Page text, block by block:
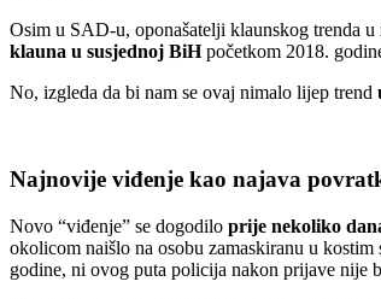
Osim u SAD-u, oponašatelji klaunskog trenda u
klauna u susjednoj BiHpočetkom 2018.
No, izgleda da bi nam se ovaj nimalo lijep trend
Najnovije viđenje kao najava
Novo “viđenje” se dogodilo prije nekoliko
okolicom naišlo na osobu zamaskiranu u kostim
godine, ni ovog puta policija nakon prijave